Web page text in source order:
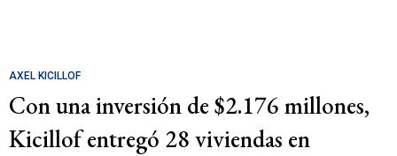
AXEL KICILLOF
Con una inversión de $2.176 millones,
Kicillof entregó 28 viviendas en